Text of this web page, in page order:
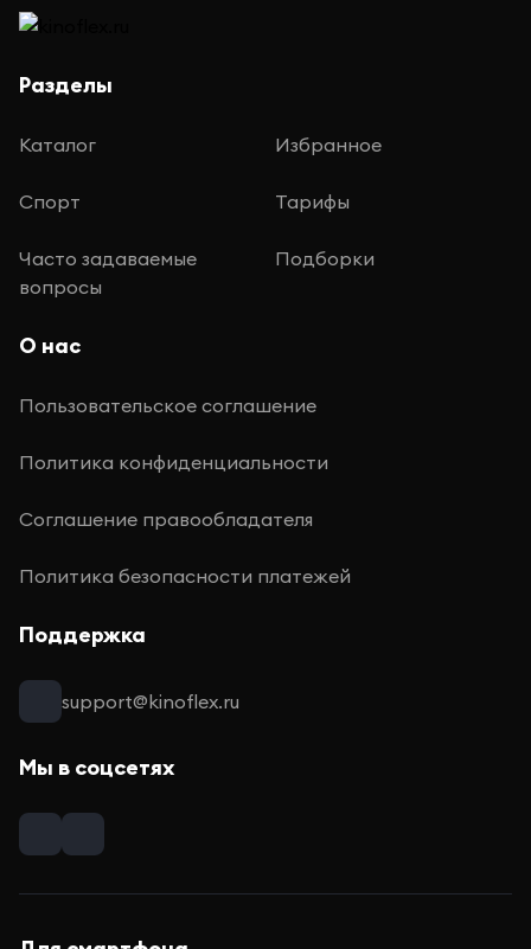
Разделы
Каталог Избранное
Спорт Тарифы
Часто задаваемые
вопросы
Подборки
О нас
Пользовательское соглашение
Политика конфиденциальности
Соглашение правообладателя
Политика безопасности платежей
Поддержка
support@kinoflex.ru
Мы в соцсетях